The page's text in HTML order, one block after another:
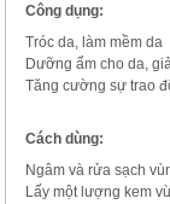
Công dụng:
Tróc da, làm mềm da
Dưỡng ẩm cho da,
Tăng cường sự trao
Cách dùng:
Ngâm và rửa sạch
Lấy một lượng kem